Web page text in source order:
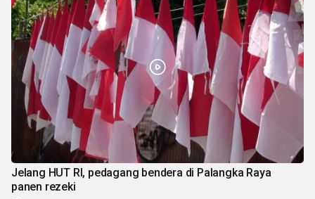
Jelang HUT RI, pedagang bendera di Palangka Raya
panen rezeki